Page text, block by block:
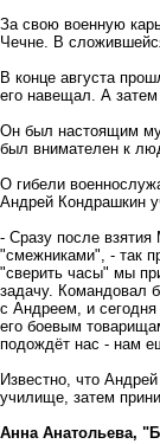
За свою военную
Чечне. В
В конце августа
его навещал. А затем
Он был настоящим
был внимателен к
О гибели
Андрей Кондрашкин
- Сразу после
"смежниками", - так
"сверить часы" мы
задачу. Командовал
с Андреем, и сегодня
его боевым
подождёт нас - нам
Известно, что
училище, затем
Анна Анатольева,